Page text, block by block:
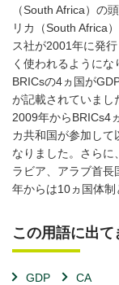
（South Africa）の
リカ（South Africa
ス社が2001年に発
く使われるように
BRICsの4ヵ国が
が記載されていまし
2009年からBRICs4
カ共和国が参加して
なりました。さらに
ラビア、アラブ首
年からは10ヵ国体制
この用語に出
GDP CA